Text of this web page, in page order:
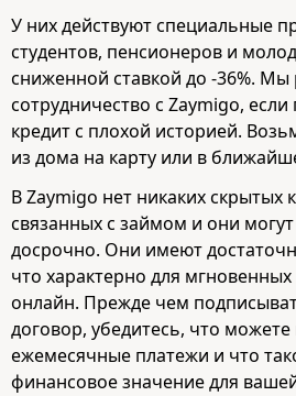
У них действуют специальные
студентов, пенсионеров и
сниженной ставкой до -36%.
сотрудничество с Zaymigo,
кредит с плохой историей.
из дома на карту или в
В Zaymigo нет никаких скрытых
связанных с займом и они
досрочно. Они имеют
что характерно для
онлайн. Прежде чем
договор, убедитесь, что
ежемесячные платежи и что
финансовое значение для